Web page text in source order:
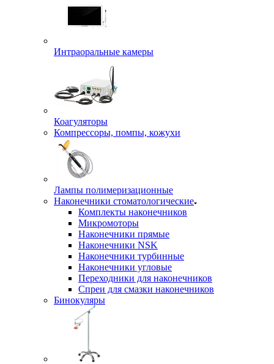
Интраоральные камеры
Коагуляторы
Компрессоры, помпы, кожухи
Лампы полимеризационные
Наконечники стоматологические
Комплекты наконечников
Микромоторы
Наконечники прямые
Наконечники NSK
Наконечники турбинные
Наконечники угловые
Переходники для наконечников
Спреи для смазки наконечников
Бинокуляры